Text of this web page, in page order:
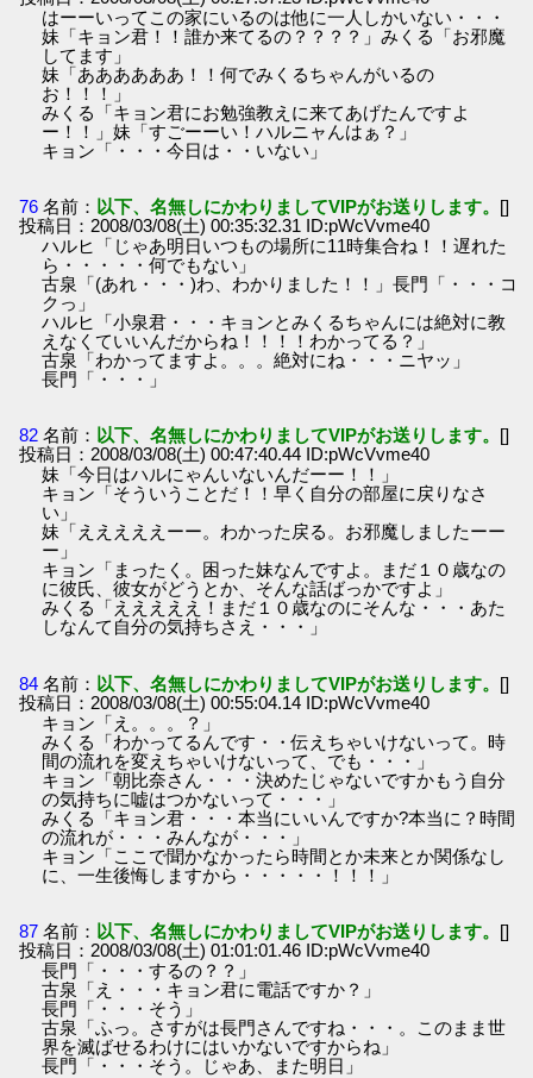
はーーいってこの家にいるのは他に一人しかいない・・・
妹「キョン君！！誰か来てるの？？？？」みくる「お邪魔
してます」
妹「ああああああ！！何でみくるちゃんがいるの
お！！！」
みくる「キョン君にお勉強教えに来てあげたんですよ
ー！！」妹「すごーーい！ハルニャんはぁ？」
キョン「・・・今日は・・いない」
76 名前： 以下、名無しにかわりましてVIPがお送りします。 []
投稿日：2008/03/08(土) 00:35:32.31 ID:pWcVvme40
ハルヒ「じゃあ明日いつもの場所に11時集合ね！！遅れた
ら・・・・・何でもない」
古泉「(あれ・・・)わ、わかりました！！」長門「・・・コ
クっ」
ハルヒ「小泉君・・・キョンとみくるちゃんには絶対に教
えなくていいんだからね！！！！わかってる？」
古泉「わかってますよ。。。絶対にね・・・ニヤッ」
長門「・・・」
82 名前： 以下、名無しにかわりましてVIPがお送りします。 []
投稿日：2008/03/08(土) 00:47:40.44 ID:pWcVvme40
妹「今日はハルにゃんいないんだーー！！」
キョン「そういうことだ！！早く自分の部屋に戻りなさ
い」
妹「えええええーー。わかった戻る。お邪魔しましたーー
ー」
キョン「まったく。困った妹なんですよ。まだ１０歳なの
に彼氏、彼女がどうとか、そんな話ばっかですよ」
みくる「えええええ！まだ１０歳なのにそんな・・・あた
しなんて自分の気持ちさえ・・・」
84 名前： 以下、名無しにかわりましてVIPがお送りします。 []
投稿日：2008/03/08(土) 00:55:04.14 ID:pWcVvme40
キョン「え。。。？」
みくる「わかってるんです・・伝えちゃいけないって。時
間の流れを変えちゃいけないって、でも・・・」
キョン「朝比奈さん・・・決めたじゃないですかもう自分
の気持ちに嘘はつかないって・・・」
みくる「キョン君・・・本当にいいんですか?本当に？時間
の流れが・・・みんなが・・・」
キョン「ここで聞かなかったら時間とか未来とか関係なし
に、一生後悔しますから・・・・・！！！」
87 名前： 以下、名無しにかわりましてVIPがお送りします。 []
投稿日：2008/03/08(土) 01:01:01.46 ID:pWcVvme40
長門「・・・するの？？」
古泉「え・・・キョン君に電話ですか？」
長門「・・・そう」
古泉「ふっ。さすがは長門さんですね・・・。このまま世
界を滅ばせるわけにはいかないですからね」
長門「・・・そう。じゃあ、また明日」